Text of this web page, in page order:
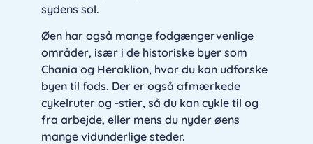
sydens sol.
Øen har også mange fodgængervenlige
områder, især i de historiske byer som
Chania og Heraklion, hvor du kan udforske
byen til fods. Der er også afmærkede
cykelruter og -stier, så du kan cykle til og
fra arbejde, eller mens du nyder øens
mange vidunderlige steder.